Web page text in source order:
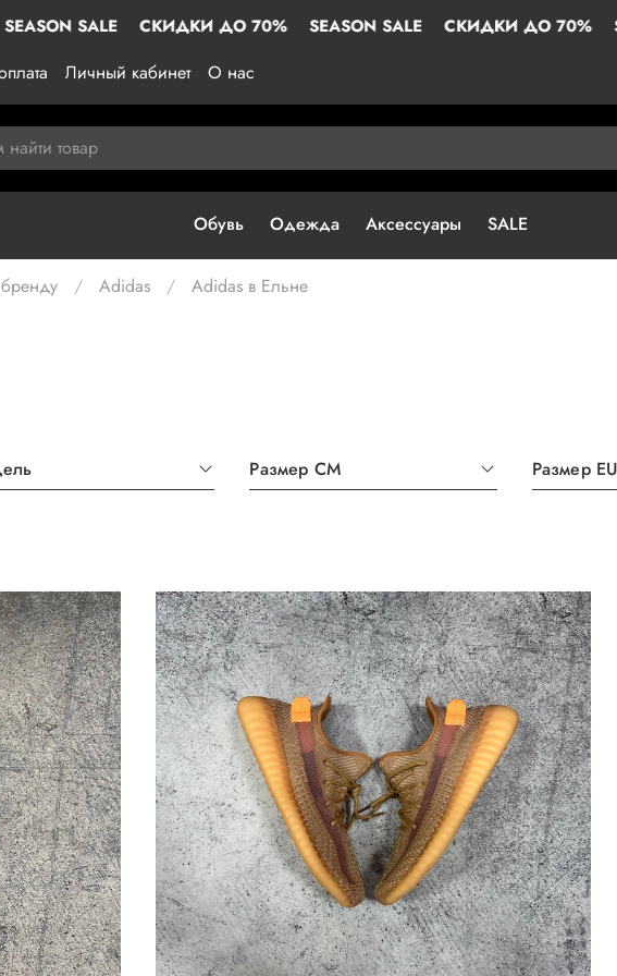
СКИДКИ ДО 70% SEASON SALE СКИДКИ ДО 70% SEASON
Личный кабинет О нас
Обувь Одежда Аксессуары SALE
Adidas Adidas в Ельне
Размер СМ Размер